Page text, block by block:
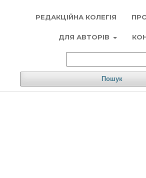
РЕДАКЦІЙНА КОЛЕГІЯ
ДЛЯ АВТОРІВ
Пошук